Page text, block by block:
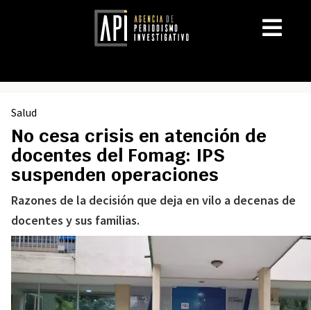
Salud
No cesa crisis en atención de
docentes del Fomag: IPS
suspenden operaciones
Razones de la decisión que deja en vilo a decenas de
docentes y sus familias.